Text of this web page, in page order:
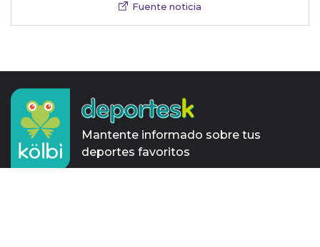
Fuente noticia
Mantente informado sobre tus
deportes favoritos